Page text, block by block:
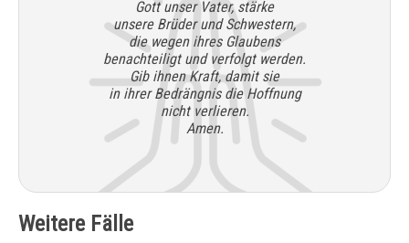
Gott unser Vater, stärke
unsere Brüder und Schwestern,
die wegen ihres Glaubens
benachteiligt und verfolgt werden.
Gib ihnen Kraft, damit sie
in ihrer Bedrängnis die Hoffnung
nicht verlieren.
Amen.
Weitere Fälle